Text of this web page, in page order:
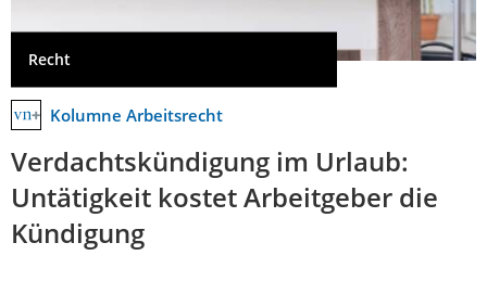
Recht
Kolumne Arbeitsrecht
Verdachtskündigung im Urlaub:
Untätigkeit kostet Arbeitgeber die
Kündigung